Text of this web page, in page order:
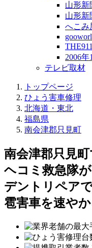
山形新
山形新
へこみ
2006年
テレビ取材
トップページ
ひょう害車修理
北海道・東北
福島県
南会津郡只見町
南会津郡只見
ヘコミ救急隊が
デントリペア
雹害車を速やか